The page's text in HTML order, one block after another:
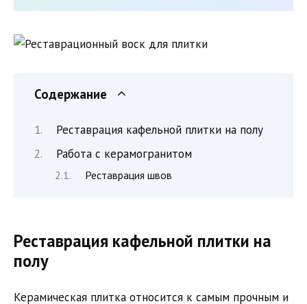
Содержание
Реставрация кафельной плитки на полу
Работа с керамогранитом
Реставрация швов
Реставрация кафельной плитки на
полу
Керамическая плитка относится к самым прочным и